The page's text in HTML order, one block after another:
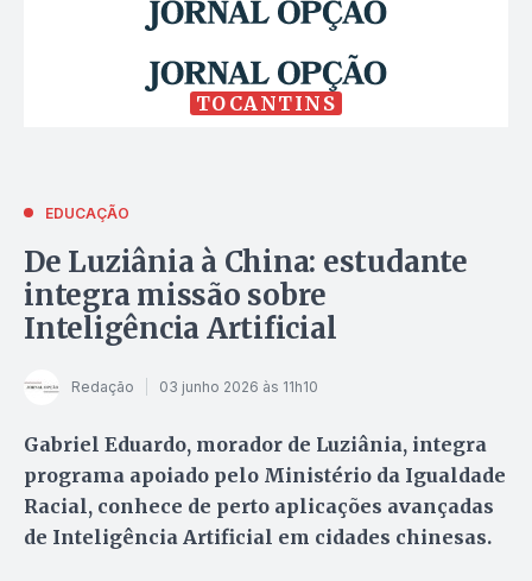
TOCANTINS
EDUCAÇÃO
De Luziânia à China: estudante
integra missão sobre
Inteligência Artificial
Redação 03 junho 2026 às 11h10
Gabriel Eduardo, morador de Luziânia, integra
programa apoiado pelo Ministério da Igualdade
Racial, conhece de perto aplicações avançadas
de Inteligência Artificial em cidades chinesas.